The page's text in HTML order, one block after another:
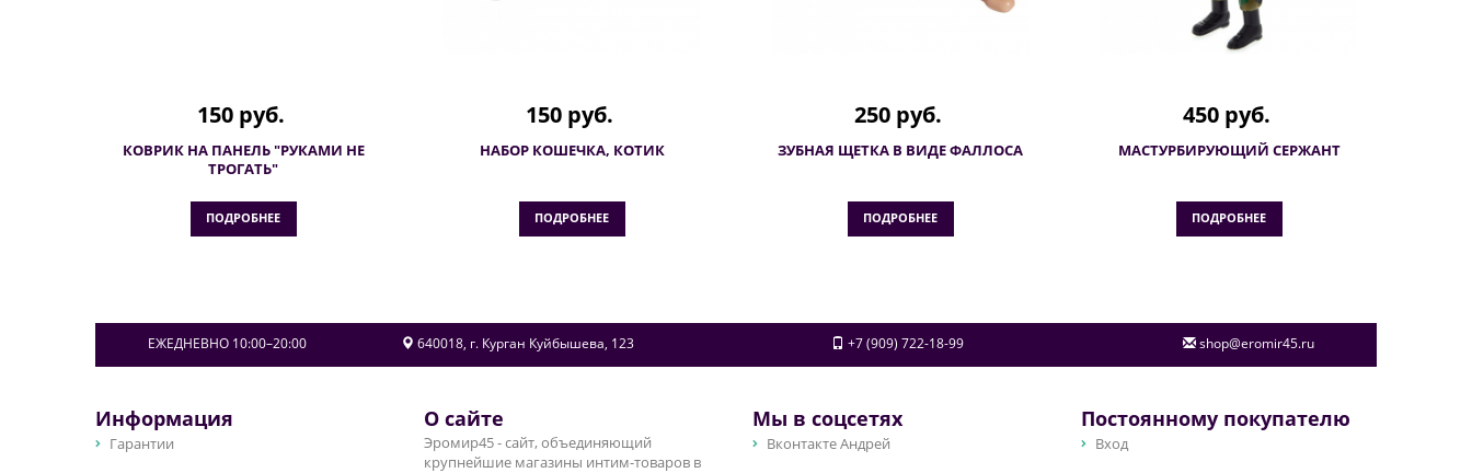
150 руб.
КОВРИК НА ПАНЕЛЬ "РУКАМИ НЕ
ТРОГАТЬ"
ПОДРОБНЕЕ
150 руб.
НАБОР КОШЕЧКА, КОТИК
ПОДРОБНЕЕ
250 руб.
ЗУБНАЯ ЩЕТКА В ВИДЕ ФАЛЛОСА
ПОДРОБНЕЕ
450 руб.
МАСТУРБИРУЮЩИЙ СЕРЖАНТ
ПОДРОБНЕЕ
ЕЖЕДНЕВНО 10:00–20:00 640018, г. Курган Куйбышева, 123 +7 (909) 722-18-99 shop@eromir45.ru
Информация
Гарантии
О сайте
Эромир45 - сайт, объединяющий
крупнейшие магазины интим-товаров в
Мы в соцсетях
Вконтакте Андрей
Постоянному покупателю
Вход